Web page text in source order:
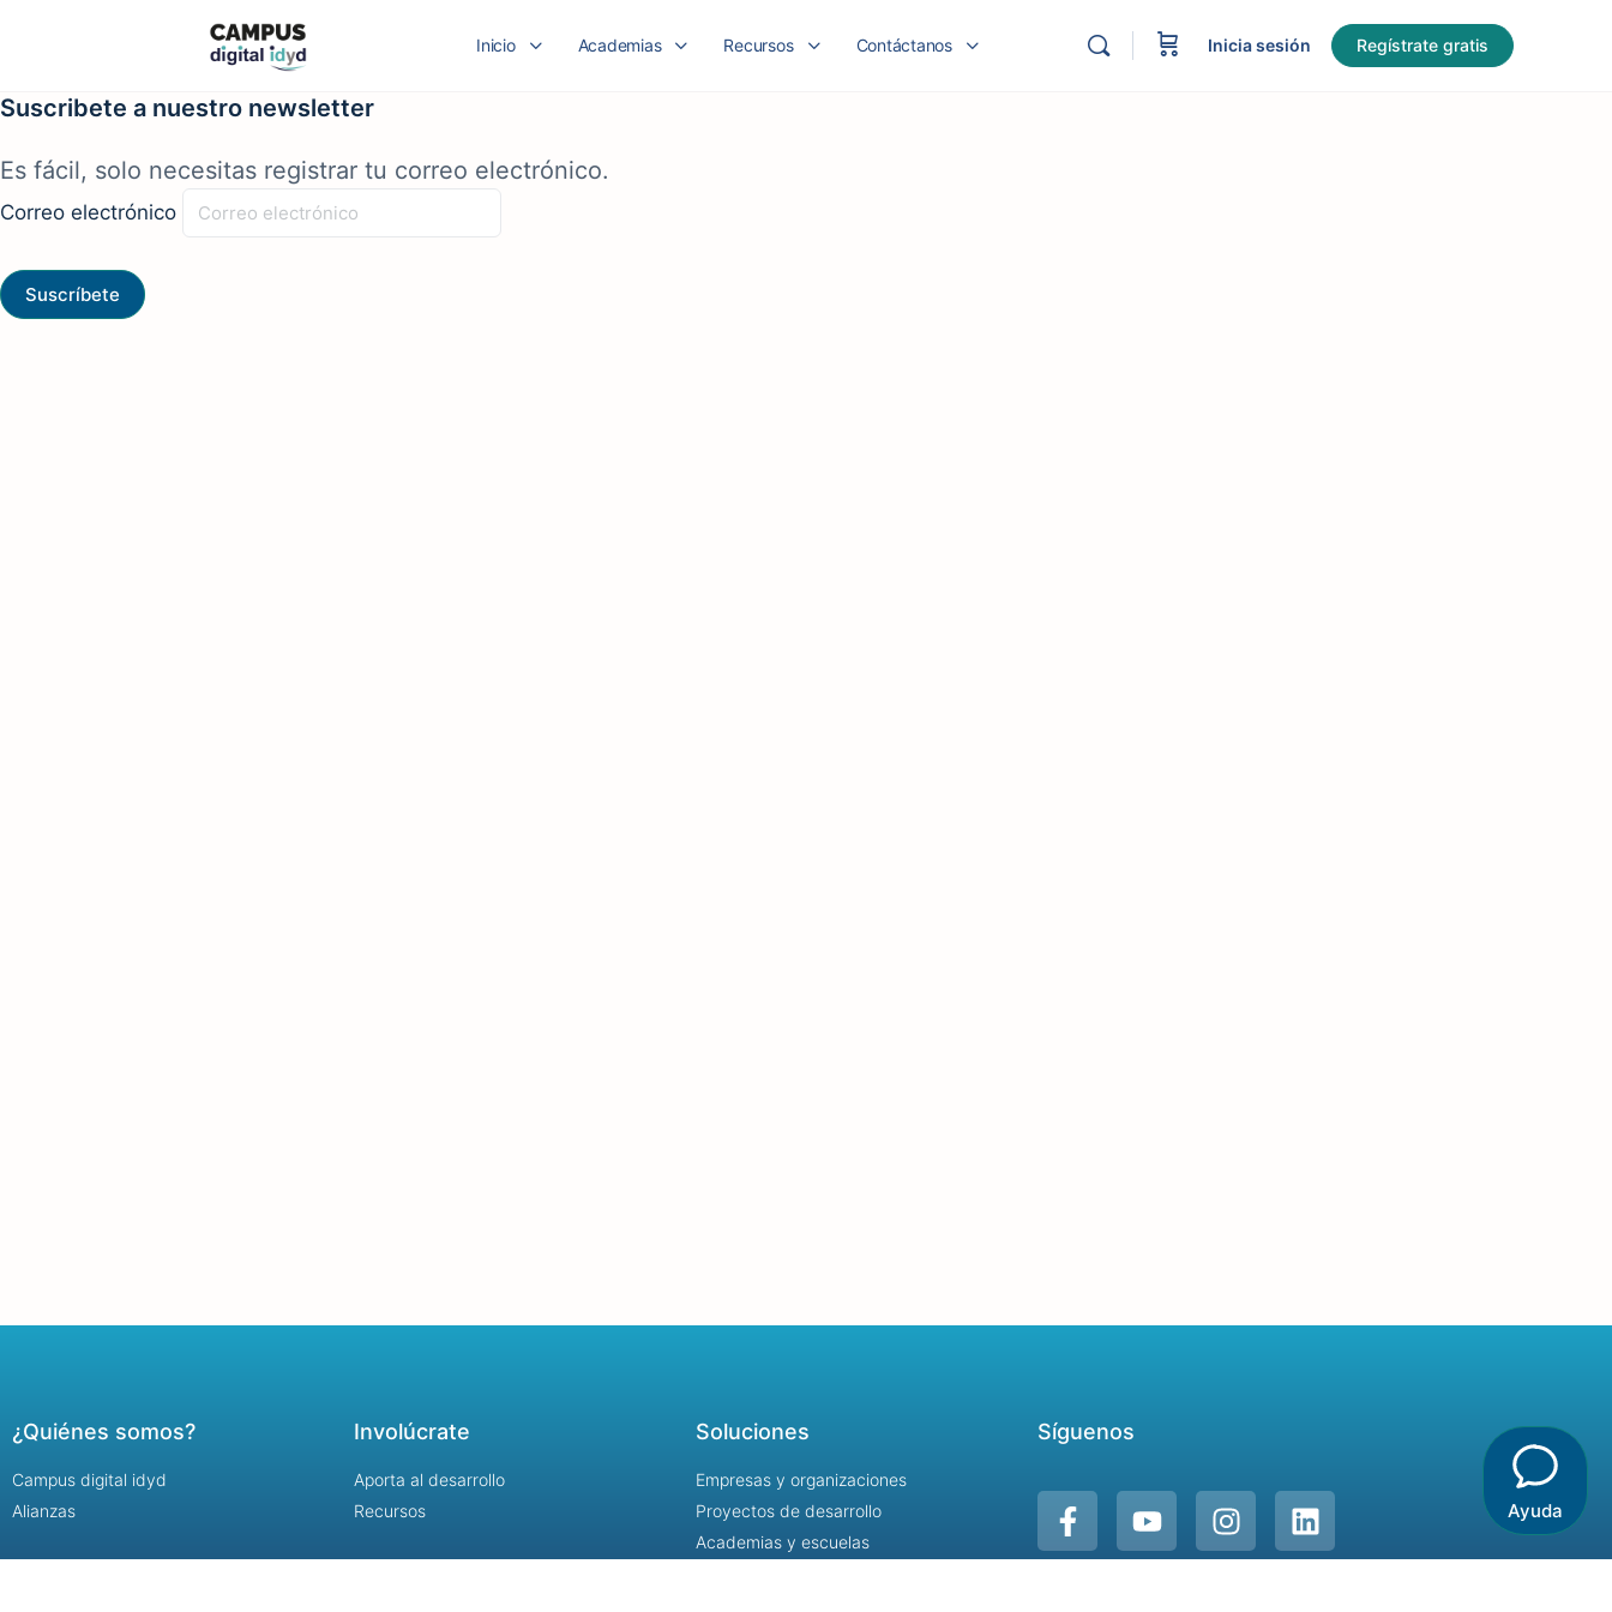
Inicio Academias Recursos Contáctanos Inicia sesión Regístrate gratis
Suscribete a nuestro newsletter
Es fácil, solo necesitas registrar tu correo electrónico.
Correo electrónico
¿Quiénes somos?
Campus digital idyd
Alianzas
Involúcrate
Aporta al desarrollo
Recursos
Soluciones
Empresas y organizaciones
Proyectos de desarrollo
Academias y escuelas
Síguenos
Ayuda